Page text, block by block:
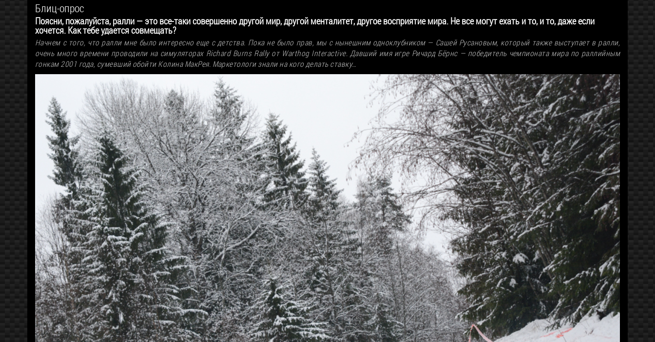
Блиц-опрос
Поясни, пожалуйста, ралли — это все-таки совершенно другой мир, другой менталитет, другое восприятие мира. Не все могут ехать и то, и то, даже если
хочется. Как тебе удается совмещать?
Начнем с того, что ралли мне было интересно еще с детства. Пока не было прав, мы с нынешним одноклубником — Сашей Русановым, который также выступает в ралли,
очень много времени проводили на симуляторах Richard Burns Rally от Warthog Interactive. Давший имя игре Ричард Бёрнс — победитель чемпионата мира по раллийным
гонкам 2001 года, сумевший обойти Колина МакРея. Маркетологи знали на кого делать ставку…